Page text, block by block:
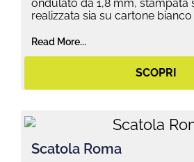
ondulato da 1,8 mm, stampata
realizzata sia su cartone bianco
Read More...
SCOPRI
Scatola Roma